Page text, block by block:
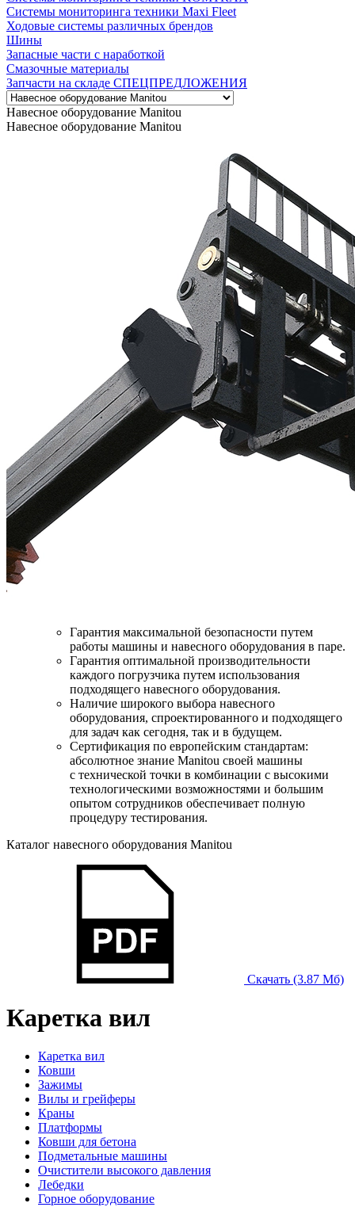
Системы мониторинга техники Maxi Fleet
Ходовые системы различных брендов
Шины
Запасные части с наработкой
Смазочные материалы
Запчасти на складе СПЕЦПРЕДЛОЖЕНИЯ
Навесное оборудование Manitou
Навесное оборудование Manitou
Гарантия максимальной безопасности путем
работы машины и навесного оборудования в паре.
Гарантия оптимальной производительности
каждого погрузчика путем использования
подходящего навесного оборудования.
Наличие широкого выбора навесного
оборудования, спроектированного и подходящего
для задач как сегодня, так и в будущем.
Сертификация по европейским стандартам:
абсолютное знание Manitou своей машины
с технической точки в комбинации с высокими
технологическими возможностями и большим
опытом сотрудников обеспечивает полную
процедуру тестирования.
Каталог навесного оборудования Manitou
Скачать (3.87 Мб)
Каретка вил
Каретка вил
Ковши
Зажимы
Вилы и грейферы
Краны
Платформы
Ковши для бетона
Подметальные машины
Очистители высокого давления
Лебедки
Горное оборудование